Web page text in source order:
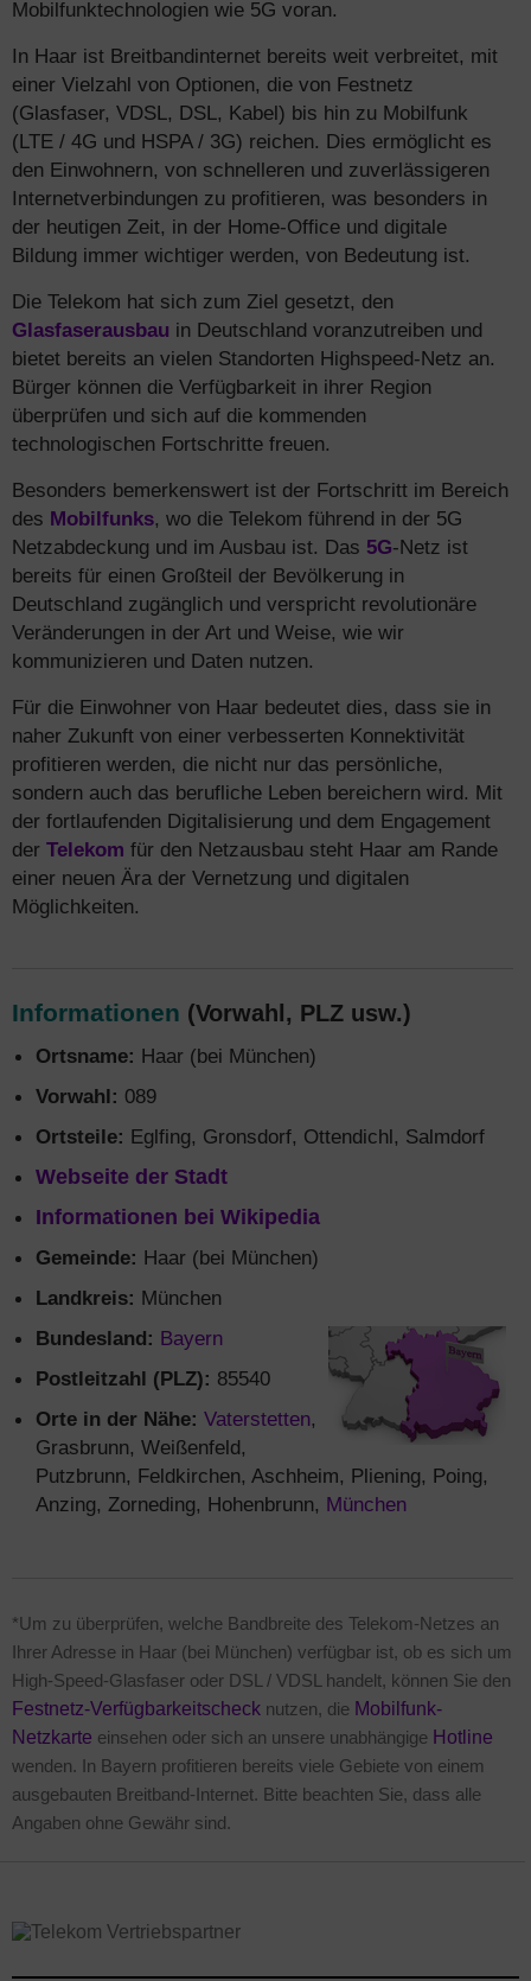
Mobilfunktechnologien wie 5G voran.
In Haar ist Breitbandinternet bereits weit verbreitet, mit
einer Vielzahl von Optionen, die von Festnetz
(Glasfaser, VDSL, DSL, Kabel) bis hin zu Mobilfunk
(LTE / 4G und HSPA / 3G) reichen. Dies ermöglicht es
den Einwohnern, von schnelleren und zuverlässigeren
Internetverbindungen zu profitieren, was besonders in
der heutigen Zeit, in der Home-Office und digitale
Bildung immer wichtiger werden, von Bedeutung ist.
Die Telekom hat sich zum Ziel gesetzt, den
Glasfaserausbau in Deutschland voranzutreiben und
bietet bereits an vielen Standorten Highspeed-Netz an.
Bürger können die Verfügbarkeit in ihrer Region
überprüfen und sich auf die kommenden
technologischen Fortschritte freuen.
Besonders bemerkenswert ist der Fortschritt im Bereich
des Mobilfunks, wo die Telekom führend in der 5G
Netzabdeckung und im Ausbau ist. Das 5G-Netz ist
bereits für einen Großteil der Bevölkerung in
Deutschland zugänglich und verspricht revolutionäre
Veränderungen in der Art und Weise, wie wir
kommunizieren und Daten nutzen.
Für die Einwohner von Haar bedeutet dies, dass sie in
naher Zukunft von einer verbesserten Konnektivität
profitieren werden, die nicht nur das persönliche,
sondern auch das berufliche Leben bereichern wird. Mit
der fortlaufenden Digitalisierung und dem Engagement
der Telekom für den Netzausbau steht Haar am Rande
einer neuen Ära der Vernetzung und digitalen
Möglichkeiten.
Informationen (Vorwahl, PLZ usw.)
Ortsname: Haar (bei München)
Vorwahl: 089
Ortsteile: Eglfing, Gronsdorf, Ottendichl, Salmdorf
Webseite der Stadt
Informationen bei Wikipedia
Gemeinde: Haar (bei München)
Landkreis: München
Bundesland: Bayern
Postleitzahl (PLZ): 85540
Orte in der Nähe: Vaterstetten,
Grasbrunn, Weißenfeld,
Putzbrunn, Feldkirchen, Aschheim, Pliening, Poing,
Anzing, Zorneding, Hohenbrunn, München
*Um zu überprüfen, welche Bandbreite des Telekom-Netzes an
Ihrer Adresse in Haar (bei München) verfügbar ist, ob es sich um
High-Speed-Glasfaser oder DSL / VDSL handelt, können Sie den
Festnetz-Verfügbarkeitscheck nutzen, die Mobilfunk-
Netzkarte einsehen oder sich an unsere unabhängige Hotline
wenden. In Bayern profitieren bereits viele Gebiete von einem
ausgebauten Breitband-Internet. Bitte beachten Sie, dass alle
Angaben ohne Gewähr sind.